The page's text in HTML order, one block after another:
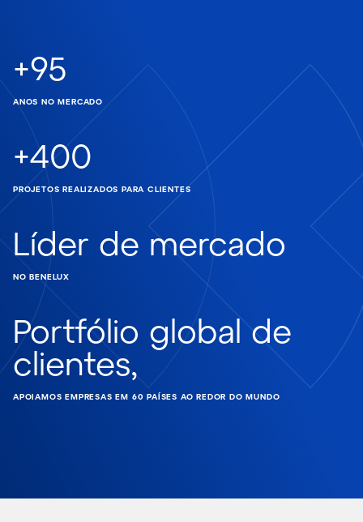
+95
ANOS NO MERCADO
+400
PROJETOS REALIZADOS PARA CLIENTES
Líder de mercado
NO BENELUX
Portfólio global de
clientes,
APOIAMOS EMPRESAS EM 60 PAÍSES AO REDOR DO MUNDO